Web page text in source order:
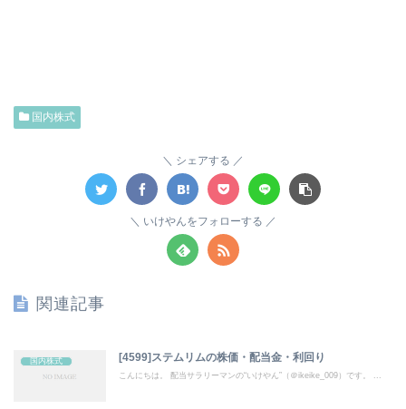
国内株式
シェアする
いけやんをフォローする
関連記事
国内株式 [4599]ステムリムの株価・配当金・利回り
こんにちは。 配当サラリーマンの“いけやん”（＠ikeike_009）です。 ...